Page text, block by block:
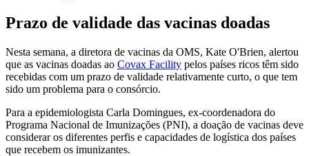
Prazo de validade das vacinas doadas
Nesta semana, a diretora de vacinas da OMS, Kate O'Brien, alertou
que as vacinas doadas ao Covax Facility pelos países ricos têm sido
recebidas com um prazo de validade relativamente curto, o que tem
sido um problema para o consórcio.
Para a epidemiologista Carla Domingues, ex-coordenadora do
Programa Nacional de Imunizações (PNI), a doação de vacinas deve
considerar os diferentes perfis e capacidades de logística dos países
que recebem os imunizantes.